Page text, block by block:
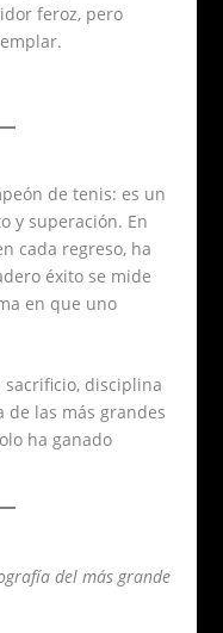
feroz, pero
de tenis: es un
y superación. En
cada regreso, ha
éxito se mide
en que uno
disciplina
de las más grandes
ha ganado
del más grande